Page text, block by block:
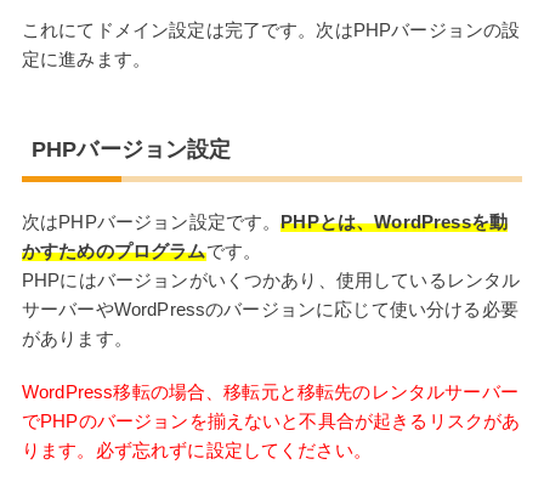
これにてドメイン設定は完了です。次はPHPバージョンの設
定に進みます。
PHPバージョン設定
次はPHPバージョン設定です。PHPとは、WordPressを動
かすためのプログラムです。
PHPにはバージョンがいくつかあり、使用しているレンタル
サーバーやWordPressのバージョンに応じて使い分ける必要
があります。
WordPress移転の場合、移転元と移転先のレンタルサーバー
でPHPのバージョンを揃えないと不具合が起きるリスクがあ
ります。必ず忘れずに設定してください。